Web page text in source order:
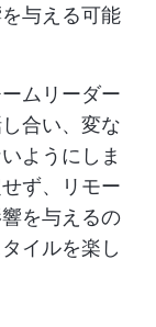
与える可能
ムリーダー
合い、変な
ようにしま
ず、リモー
を与えるの
イルを楽し